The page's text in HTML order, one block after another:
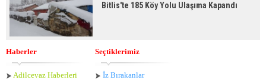
Bitlis'te 185 Köy Yolu Ulaşıma Kapandı
Haberler
Adilcevaz Haberleri
Seçtiklerimiz
İz Bırakanlar